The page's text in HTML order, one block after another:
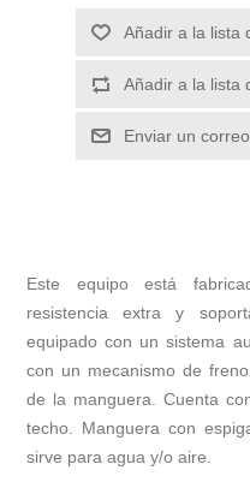
Añadir a la lista
Añadir a la lista
Enviar un
Este equipo está
resistencia extra y
equipado con un sistema
con un mecanismo de
de la manguera. Cuenta
techo. Manguera con
sirve para agua y/o aire.